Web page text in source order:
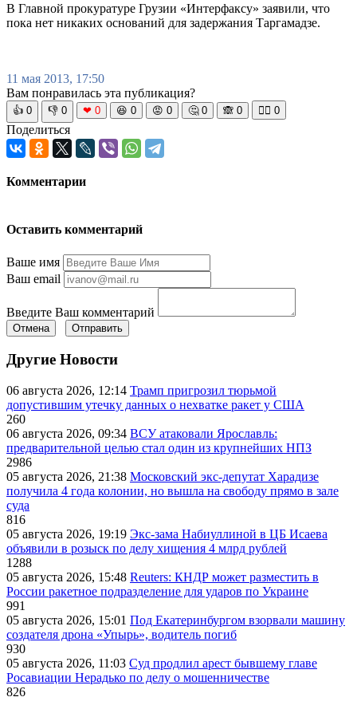
В Главной прокуратуре Грузии «Интерфаксу» заявили, что
пока нет никаких оснований для задержания Таргамадзе.
11 мая 2013, 17:50
Вам понравилась эта публикация?
👍 0 👎 0 ❤ 0 😆 0 😡 0 🤔 0 🙈 0 🧘‍♀️ 0
Поделиться
Комментарии
Оставить комментарий
Ваше имя
Ваш email
Введите Ваш комментарий
Отмена Отправить
Другие Новости
06 августа 2026, 12:14 Трамп пригрозил тюрьмой
допустившим утечку данных о нехватке ракет у США
260
06 августа 2026, 09:34 ВСУ атаковали Ярославль:
предварительной целью стал один из крупнейших НПЗ
2986
05 августа 2026, 21:38 Московский экс-депутат Харадизе
получила 4 года колонии, но вышла на свободу прямо в зале
суда
816
05 августа 2026, 19:19 Экс-зама Набиуллиной в ЦБ Исаева
объявили в розыск по делу хищения 4 млрд рублей
1288
05 августа 2026, 15:48 Reuters: КНДР может разместить в
России ракетное подразделение для ударов по Украине
991
05 августа 2026, 15:01 Под Екатеринбургом взорвали машину
создателя дрона «Упырь», водитель погиб
930
05 августа 2026, 11:03 Суд продлил арест бывшему главе
Росавиации Нерадько по делу о мошенничестве
826